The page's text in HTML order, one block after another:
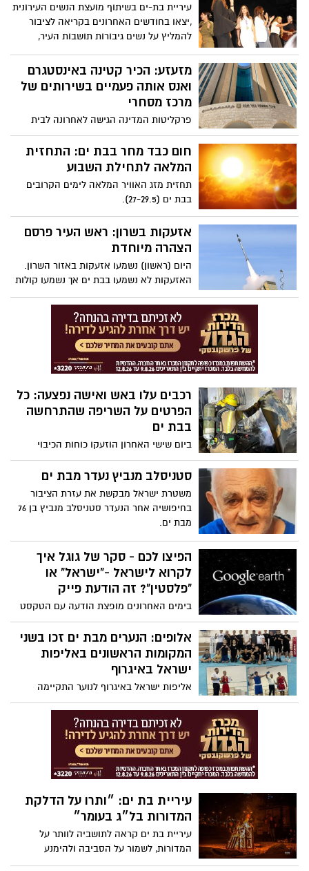
לכאן או לכאן).
עיריית בת-ים בשיתוף מועצת הנשים העירונית
,יצאו בחודשים האחרונים בקריאה לציבור
להמליץ על נשים גיבורות תושבות העיר,
ומשמעותי במאמץ המלחמתי. בתום קבלת
השמות התכנסה וועדה לבחירת הגיבורות
הכוללת: נציגות מהרשות, מהקהילה ומארגוני
נשים בעיר בת-ים אשר בחרו את הנשים.
מזעזע: הכיר קטינה באינסטגרם
ואנס אותה פעמיים בשירותים של
מרכז מסחרי
פרקליטות המדינה הגישה לאחרונה לבית
משפט המחוזי בבאר שבע כתב אישום נגד
אור חיים חסיד (21) מנתניה לאחר שאנס
וביצע עבירות מין בקטינה מתחת לגיל 14
חום כבד מחר בבת ים: התחזית
המלאה לתחילת השבוע
תחזית מזג האוויר המלאה לימים הקרובים
בבת ים (27-29.5).
אזעקות בשרון: ראש העיר פרסם
הצהרה מיוחדת
היום (ראשון) נשמעו אזעקות באזור השרון.
האזעקות לא נשמעו בבת ים אך נשמעו קולות
יירוטים. ראש העיר, צביקה ברוט פרסם
הצהרה מיוחדת.
רכבים עלו באש ואישה נפצעה: כל
הפרטים על השריפה שהתרחשה
בבת ים
ביום שישי האחרון הוזעקו כוחות הכיבוי
וההצלה לרחוב הגפן בבת ים לאחר ששריפה
פרצה בבניין מגורים: הרכבים באזור עלו באש
ואישה נפצעה ופונתה לבית החולים.
סטניסלב מנביץ נעדר מבת ים
משטרת ישראל מבקשת את עזרת הציבור
בחיפושיה אחר הנעדר סטניסלב מנביץ בן 76
מבת ים.
הפיצו לכם - סקר של גוגל איך
לקרוא לישראל -"ישראל" או
"פלסטין"? זה הודעת פייק
בימים האחרונים מופצת הודעה עם הטקסט
"גוגל השיקה הצבעה להוספת השם 'ישראל'
או 'פלסטין' למפת Google Earth", עם קישור
לאתר שבו ניתן להצביע לישראל או לפלסטין.
palestine.com מציג כביכול סקר בין-לאומי
שבו ניתן להצביע בעד ישראל או בעד פלסטין.
האתר מציג את מספר ההצבעות הכולל ואת
מספר ההצבעות היומי. ההודעה רצה חזק
מאוד בקרב הישראלים שמאוד חשוב להם
לסייע להסברה של ישראל, רק שהפעם המסר
ההזוי הזה, לא באמת מתקיים
אלופים: הנערים מבת ים זכו בשני
המקומות הראשונים באליפות
ישראל באיגרוף
אליפות ישראל באיגרוף לנוער התקיימה
השבוע בבת ים ובמקומות הראשונים זכו
נציגים ממועדוני העיר.
עיריית בת ים: ״ותרו על הדלקת
המדורות בל״ג בעומר״
עיריית בת ים קראה לתושביה לוותר על
המדורות, לשמור על הסביבה ולהימנע
מסכנה. השנה יתקיימו בחג אירועים